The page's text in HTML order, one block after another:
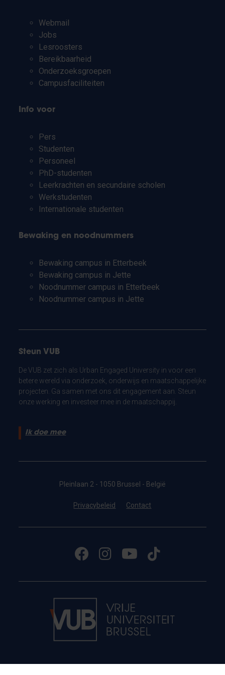
Webmail
Jobs
Lesroosters
Bereikbaarheid
Onderzoeksgroepen
Campusfaciliteiten
Info voor
Pers
Studenten
Personeel
PhD-studenten
Leerkrachten en secundaire scholen
Werkstudenten
Internationale studenten
Bewaking en noodnummers
Bewaking campus in Etterbeek
Bewaking campus in Jette
Noodnummer campus in Etterbeek
Noodnummer campus in Jette
Steun VUB
De VUB zet zich als Urban Engaged University in voor een
betere wereld via onderzoek, onderwijs en maatschappelijke
projecten. Ga samen met ons dit engagement aan. Steun
onze werking en investeer mee in de maatschappij.
Ik doe mee
Pleinlaan 2 - 1050 Brussel - België
Privacybeleid Contact